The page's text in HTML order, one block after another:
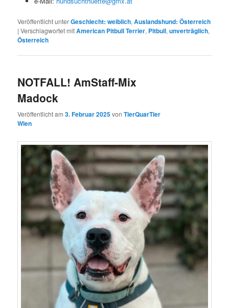
Veröffentlicht unterGeschlecht: weiblich,Auslandshund: Österreich
|Verschlagwortet mitAmerican Pitbull Terrier, Pitbull,unverträglich,
Österreich
NOTFALL! AmStaff-Mix
Madock
Veröffentlicht am3. Februar 2025vonTierQuarTier
Wien